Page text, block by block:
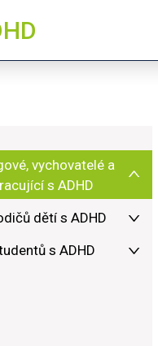
vychovatelé a
s ADHD
dětí s ADHD
s ADHD